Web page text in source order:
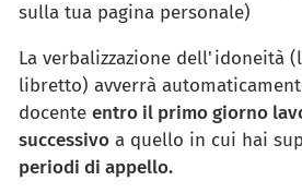
sulla tua pagina personale)
La verbalizzazione dell'idoneità
libretto) avverrà
docente entro il primo giorno
successivo a quello in cui hai
periodi di appello.